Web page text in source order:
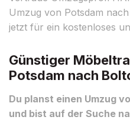
Umzug von Potsdam
jetzt für ein kostenloses
Günstiger
Potsdam nach
Du planst einen Umzug
und bist auf der Suche